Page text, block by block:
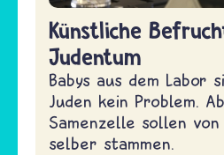
Künstliche
Judentum
Babys aus dem Labor
Juden kein Problem.
Samenzelle sollen
selber stammen.